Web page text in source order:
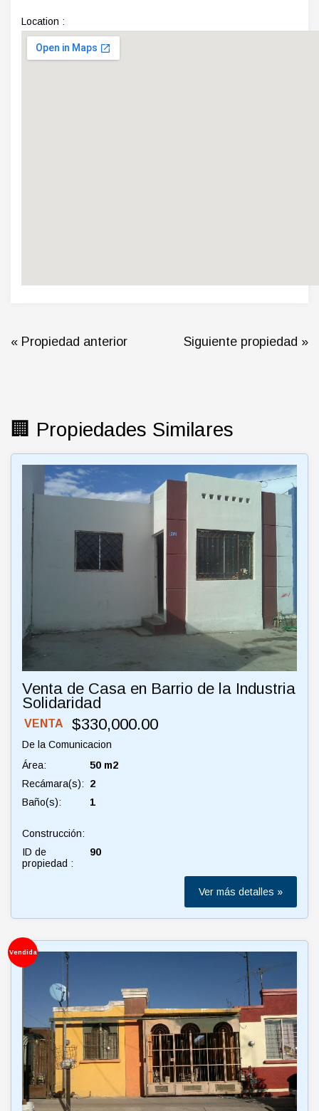
Location :
« Propiedad anterior Siguiente propiedad »
🏢 Propiedades Similares
Venta de Casa en Barrio de la Industria
Solidaridad
VENTA $330,000.00
De la Comunicacion
Área:
50 m2
Recámara(s):
2
Baño(s):
1
Construcción:
ID de
propiedad :
90
Ver más detalles »
Vendida